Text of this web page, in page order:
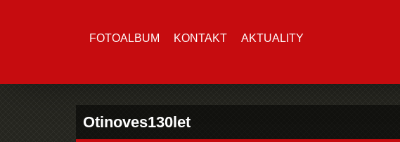
FOTOALBUM KONTAKT AKTUALITY
Otinoves130let